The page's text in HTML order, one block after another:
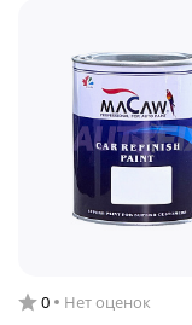
0 Нет оценок